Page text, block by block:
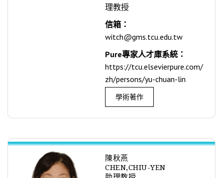
理教授
信箱：
witch@gms.tcu.edu.tw
Pure專家人才庫系統：
https://tcu.elsevierpure.com/
zh/persons/yu-chuan-lin
學術著作
陳秋燕
CHEN,CHIU-YEN